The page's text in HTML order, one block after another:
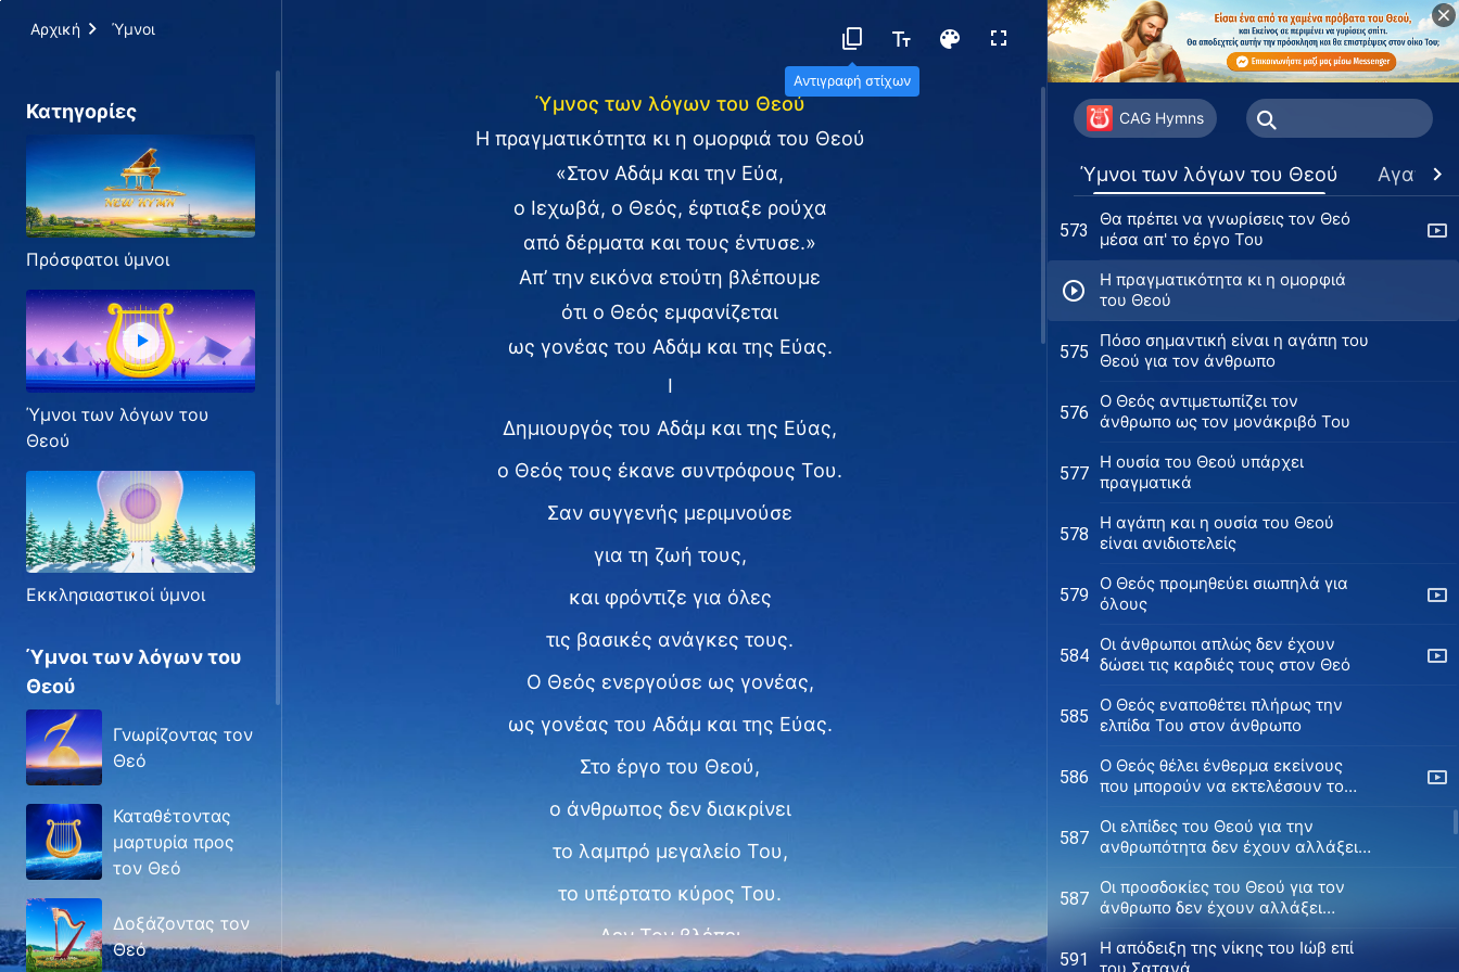
Αρχική Ύμνοι
Αντιγραφή στίχων
Κατηγορίες
Πρόσφατοι ύμνοι
Ύμνοι των λόγων του
Θεού
Εκκλησιαστικοί ύμνοι
Ύμνοι των λόγων του
Θεού
Γνωρίζοντας τον
Θεό
Καταθέτοντας
μαρτυρία προς
τον Θεό
Δοξάζοντας τον
Θεό
Ύμνος των λόγων του Θεού
Η πραγματικότητα κι η ομορφιά του Θεού
«Στον Αδάμ και την Εύα,
ο Ιεχωβά, ο Θεός, έφτιαξε ρούχα
από δέρματα και τους έντυσε.»
Απ’ την εικόνα ετούτη βλέπουμε
ότι ο Θεός εμφανίζεται
ως γονέας του Αδάμ και της Εύας.
Ⅰ
Δημιουργός του Αδάμ και της Εύας,
ο Θεός τους έκανε συντρόφους Του.
Σαν συγγενής μεριμνούσε
για τη ζωή τους,
και φρόντιζε για όλες
τις βασικές ανάγκες τους.
Ο Θεός ενεργούσε ως γονέας,
ως γονέας του Αδάμ και της Εύας.
Στο έργο του Θεού,
ο άνθρωπος δεν διακρίνει
το λαμπρό μεγαλείο Του,
το υπέρτατο κύρος Του.
Δεν Τον βλέπει
CAG Hymns
Ύμνοι των λόγων του Θεού
570
Ο Θεός ελπίζει να κερδίσει την
αληθινή πίστη και αγάπη του
ανθρώπου γι 'Αυτόν
571
Ο Θεός θεωρεί πολύτιμους όσους
ακούν και υπακούν σ' Αυτόν
572 ανθρώπου
573
Θα πρέπει να γνωρίσεις τον Θεό
μέσα απ' το έργο Του
Η πραγματικότητα κι η ομορφιά
του Θεού
575
Πόσο σημαντική είναι η αγάπη του
Θεού για τον άνθρωπο
576
Ο Θεός αντιμετωπίζει τον
άνθρωπο ως τον μονάκριβό Του
577
Η ουσία του Θεού υπάρχει
πραγματικά
578
Η αγάπη και η ουσία του Θεού
είναι ανιδιοτελείς
579
Ο Θεός προμηθεύει σιωπηλά για
όλους
584
Οι άνθρωποι απλώς δεν έχουν
δώσει τις καρδιές τους στον Θεό
585
Ο Θεός εναποθέτει πλήρως την
ελπίδα Του στον άνθρωπο
586
Ο Θεός θέλει ένθερμα εκείνους
που μπορούν να εκτελέσουν το
587
Οι ελπίδες του Θεού για την
ανθρωπότητα δεν έχουν αλλάξει
587
Οι προσδοκίες του Θεού για τον
άνθρωπο δεν έχουν αλλάξει
591
Η απόδειξη της νίκης του Ιώβ επί